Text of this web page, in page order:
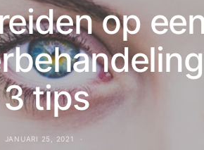
op
3 tips
JANUARI 25, 2021